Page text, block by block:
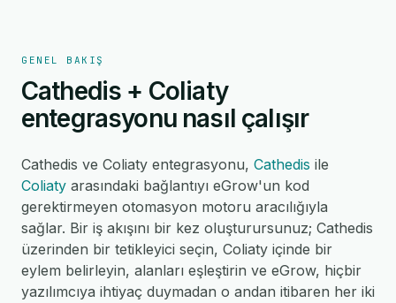
GENEL BAKIŞ
Cathedis + Coliaty
entegrasyonu nasıl çalışır
Cathedis ve Coliaty entegrasyonu, Cathedis ile
Coliaty arasındaki bağlantıyı eGrow'un kod
gerektirmeyen otomasyon motoru aracılığıyla
sağlar. Bir iş akışını bir kez oluşturursunuz; Cathedis
üzerinden bir tetikleyici seçin, Coliaty içinde bir
eylem belirleyin, alanları eşleştirin ve eGrow, hiçbir
yazılımcıya ihtiyaç duymadan o andan itibaren her iki